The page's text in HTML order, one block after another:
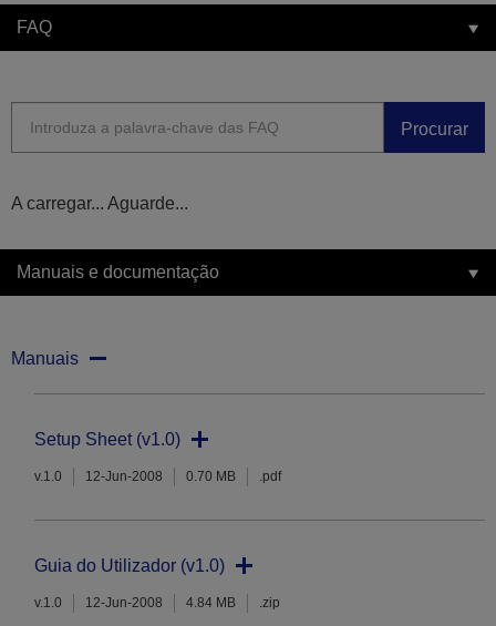
FAQ
Procurar
A carregar... Aguarde...
Manuais e documentação
Manuais
Setup Sheet (v1.0)
v.1.0 12-Jun-2008 0.70 MB .pdf
Guia do Utilizador (v1.0)
v.1.0 12-Jun-2008 4.84 MB .zip